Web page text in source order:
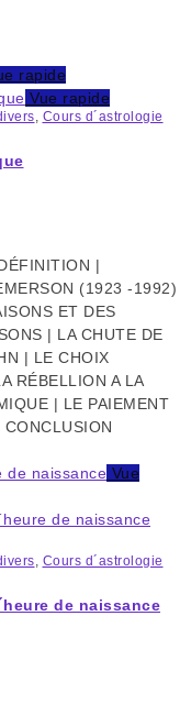
rapide
Vue rapide
, Cours d´astrologie
|
(1923 -1992)
ET DES
| LA CHUTE DE
| LE CHOIX
RÉBELLION A LA
| LE PAIEMENT
Vue
, Cours d´astrologie
de naissance